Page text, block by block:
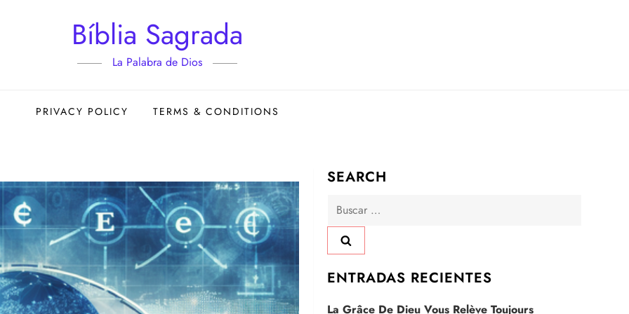
Bíblia Sagrada
La Palabra de Dios
PRIVACY POLICY TERMS & CONDITIONS
SEARCH
Buscar:
ENTRADAS RECIENTES
La Grâce De Dieu Vous Relève Toujours